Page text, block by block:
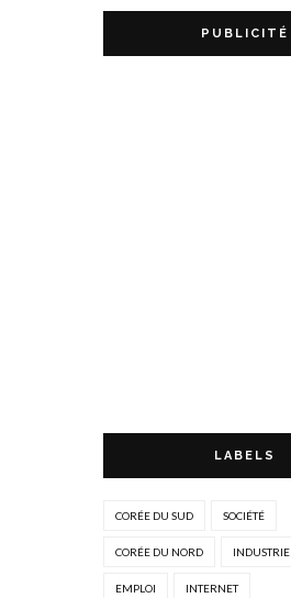
PUBLICITÉ
LABELS
CORÉE DU SUD SOCIÉTÉ
CORÉE DU NORD INDUSTRIE
EMPLOI INTERNET